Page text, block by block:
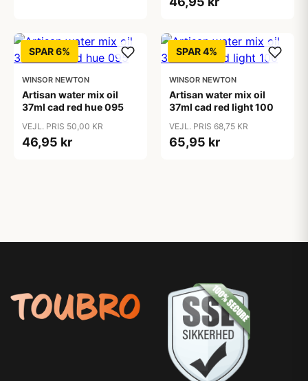
SPAR 6%
WINSOR NEWTON
Artisan water mix oil
37ml cad red hue 095
VEJL. PRIS 50,00 KR
46,95 kr
SPAR 4%
WINSOR NEWTON
Artisan water mix oil
37ml cad red light 100
VEJL. PRIS 68,75 KR
65,95 kr